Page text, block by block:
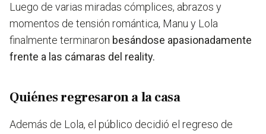
Luego de varias miradas cómplices, abrazos y
momentos de tensión romántica, Manu y Lola
finalmente terminaron besándose apasionadamente
frente a las cámaras del reality.
Quiénes regresaron a la casa
Además de Lola, el público decidió el regreso de